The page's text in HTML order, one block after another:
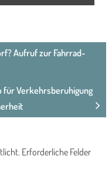
Aufruf zur Fahrrad-
für Verkehrsberuhigung
Erforderliche Felder